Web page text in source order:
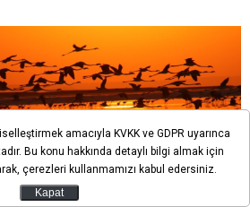
amacıyla KVKK ve GDPR uyarınca
Bu konu hakkında detaylı bilgi almak için
çerezleri kullanmamızı kabul edersiniz.
Kapat